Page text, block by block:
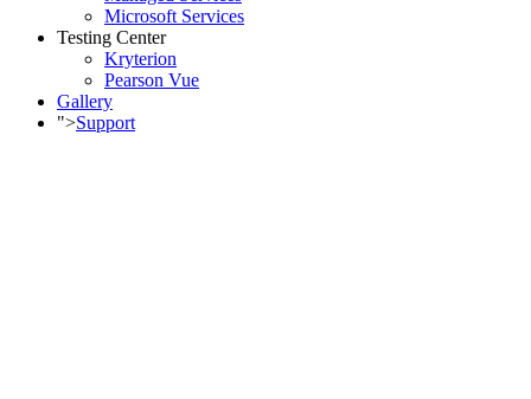
Microsoft Services
Testing Center
Kryterion
Pearson Vue
Gallery
">Support